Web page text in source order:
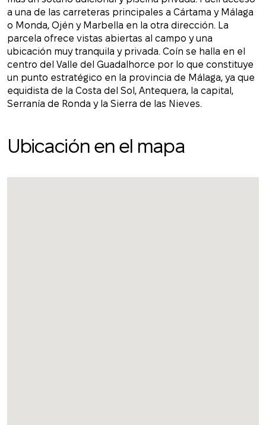
a una de las carreteras principales a Cártama y Málaga
o Monda, Ojén y Marbella en la otra dirección. La
parcela ofrece vistas abiertas al campo y una
ubicación muy tranquila y privada. Coín se halla en el
centro del Valle del Guadalhorce por lo que constituye
un punto estratégico en la provincia de Málaga, ya que
equidista de la Costa del Sol, Antequera, la capital,
Serranía de Ronda y la Sierra de las Nieves.
Ubicación en el mapa